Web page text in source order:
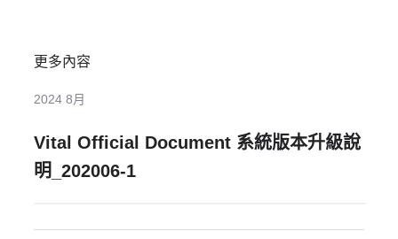
更多內容
2024 8月
Vital Official Document 系統版本升級說
明_202006-1